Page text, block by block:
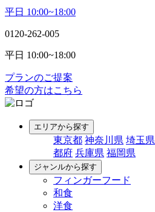
平日 10:00~18:00
0120-262-005
平日 10:00~18:00
プランのご提案
希望の方はこちら
エリアから探す
東京都 神奈川県 埼玉県
都府 兵庫県 福岡県
ジャンルから探す
フィンガーフード
和食
洋食